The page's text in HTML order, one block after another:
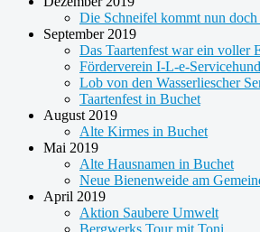
Die Schneifel kommt nun
September 2019
Das Taartenfest war ein voller
Förderverein I-L-e-
Lob von den Wasserliescher
Taartenfest in Buchet
August 2019
Alte Kirmes in Buchet
Mai 2019
Alte Hausnamen in Buchet
Neue Bienenweide am
April 2019
Aktion Saubere Umwelt
Bergwerks Tour mit Toni